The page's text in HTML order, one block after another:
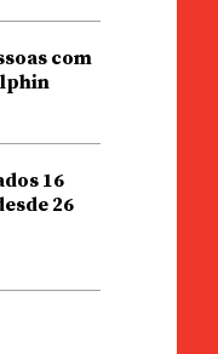
com
16
26